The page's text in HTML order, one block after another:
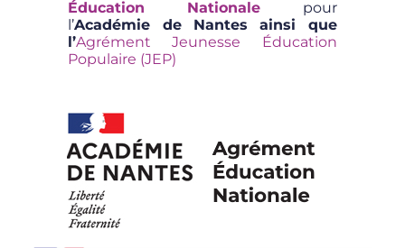
Éducation Nationale pour
l’Académie de Nantes ainsi que
l’Agrément Jeunesse Éducation
Populaire (JEP)